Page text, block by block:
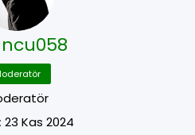
23 Kas 2024